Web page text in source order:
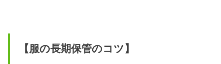
【服の長期保管のコツ】